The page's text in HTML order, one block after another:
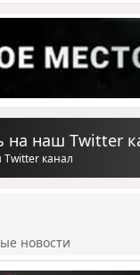
на наш Twitter
канал
новости